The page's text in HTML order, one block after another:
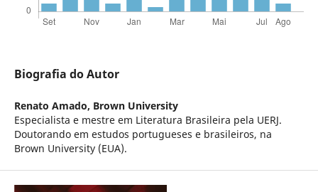
Biografia do Autor
Renato Amado, Brown University
Especialista e mestre em Literatura Brasileira pela UERJ.
Doutorando em estudos portugueses e brasileiros, na
Brown University (EUA).